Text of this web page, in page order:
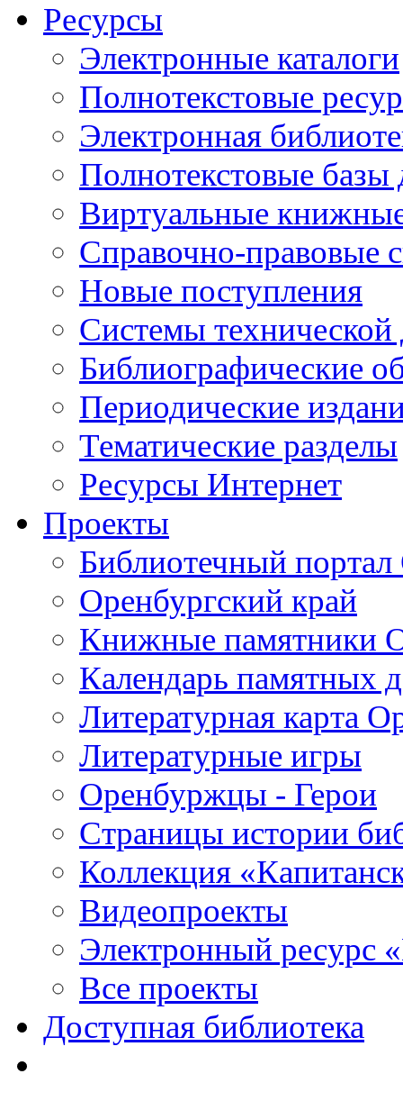
Ресурсы
Электронные каталоги
Полнотекстовые
Электронная
Полнотекстовые
Виртуальные
Справочно-правовые
Новые поступления
Cистемы
Библиографические
Периодические
Тематические разделы
Ресурсы Интернет
Проекты
Библиотечный портал
Оренбургский край
Книжные памятники
Календарь памятных
Литературная карта
Литературные игры
Оренбуржцы - Герои
Страницы истории
Коллекция
Видеопроекты
Электронный ресурс
Все проекты
Доступная библиотека